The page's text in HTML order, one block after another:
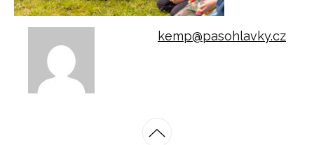
kemp@pasohlavky.cz